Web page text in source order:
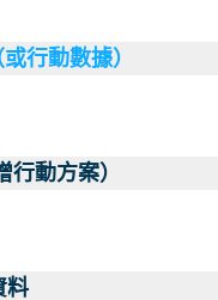
行動數據）
動方案）
料